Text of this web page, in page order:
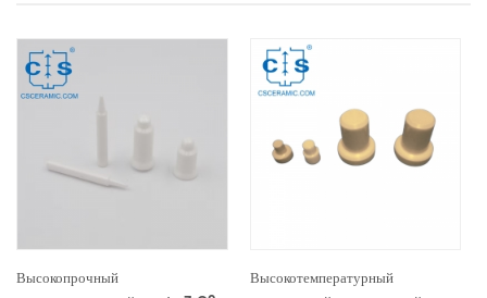
Высокопрочный
Высокотемпературный